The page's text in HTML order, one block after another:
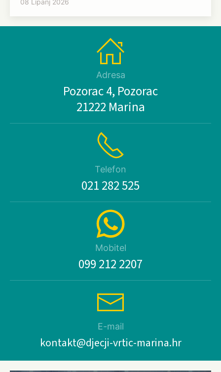
08 Lipanj 2026
Adresa
Pozorac 4, Pozorac
21222 Marina
Telefon
021 282 525
Mobitel
099 212 2207
E-mail
kontakt@djecji-vrtic-marina.hr